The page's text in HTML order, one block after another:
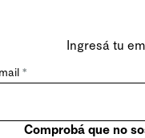
Ingresá tu
*
Comprobá que no